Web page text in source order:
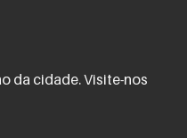
da cidade. Visite-nos